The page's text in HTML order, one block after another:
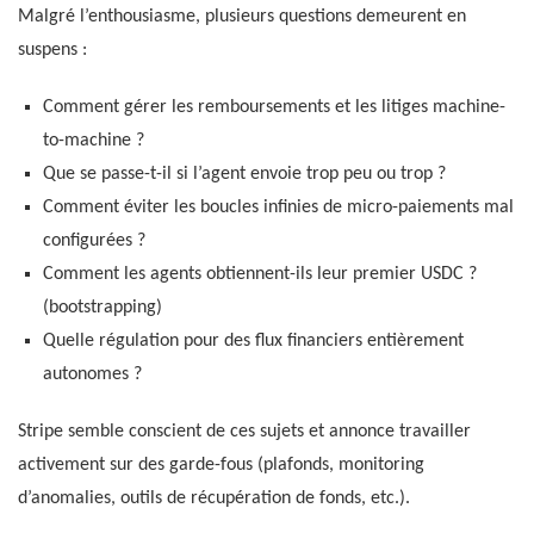
Malgré l’enthousiasme, plusieurs questions demeurent en
suspens :
Comment gérer les remboursements et les litiges machine-
to-machine ?
Que se passe-t-il si l’agent envoie trop peu ou trop ?
Comment éviter les boucles infinies de micro-paiements mal
configurées ?
Comment les agents obtiennent-ils leur premier USDC ?
(bootstrapping)
Quelle régulation pour des flux financiers entièrement
autonomes ?
Stripe semble conscient de ces sujets et annonce travailler
activement sur des garde-fous (plafonds, monitoring
d’anomalies, outils de récupération de fonds, etc.).